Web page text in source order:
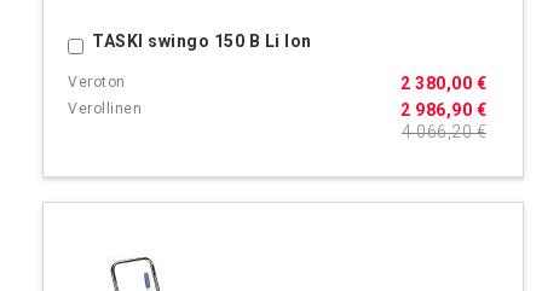
TASKI swingo 150 B Li Ion
2 986,90 €
2 380,00 €
4 066,20 €
Ostoskoriin